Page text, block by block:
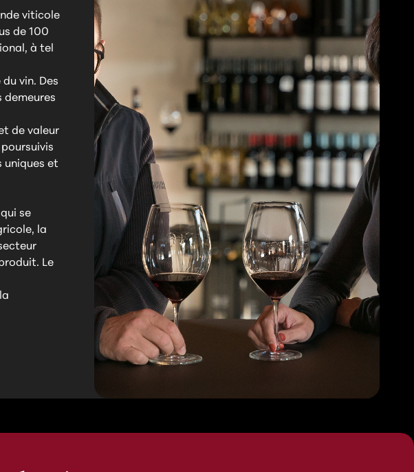
viticole
de 100
à tel
vin. Des
demeures
de valeur
uniques et
se
la
Le